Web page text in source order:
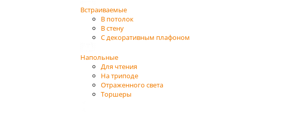
Встраиваемые
В потолок
В стену
С декоративным плафоном
Напольные
Для чтения
На триподе
Отраженного света
Торшеры